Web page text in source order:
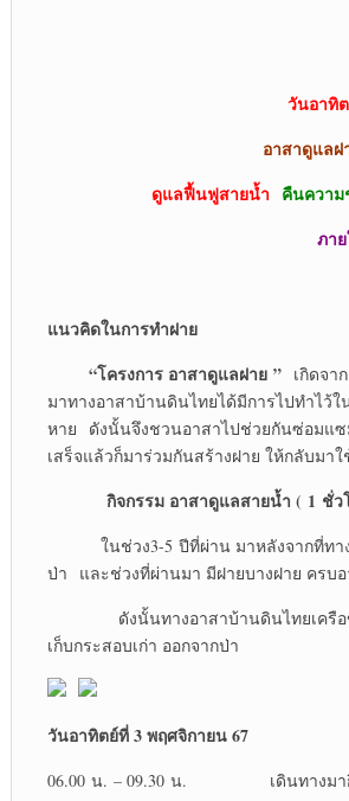
วันอาทิ
อาสาดูแลฝ
ดูแลฟื้นฟูสายน้ำ คืนควา
ภา
แนวคิดในการทำฝาย
“โครงการ อาสาดูแลฝาย ”เกิดจา
มาทางอาสาบ้านดินไทยได้มีการไปทำไว้
หาย ดังนั้นจึงชวนอาสาไปช่วยกันซ่อมแซ
เสร็จแล้วก็มาร่วมกันสร้างฝาย ให้กลับมา
กิจกรรม อาสาดูแลสายน้ำ ( 1 ชั่ว
ในช่วง3-5 ปีที่ผ่าน มาหลังจากที่ทาง
ป่า และช่วงที่ผ่านมา มีฝายบางฝาย ครบ
ดังนั้นทางอาสาบ้านดินไทยเครือข่า
เก็บกระสอบเก่า ออกจากป่า
วันอาทิตย์ที่ 3 พฤศจิกายน 67
06.00 น. – 09.30 น. เดินทางมากิ